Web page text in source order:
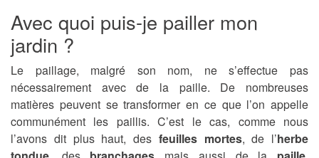
Avec quoi puis-je pailler mon
jardin ?
Le paillage, malgré son nom, ne s’effectue pas
nécessairement avec de la paille. De nombreuses
matières peuvent se transformer en ce que l’on appelle
communément les paillis. C’est le cas, comme nous
l’avons dit plus haut, des feuilles mortes, de l’herbe